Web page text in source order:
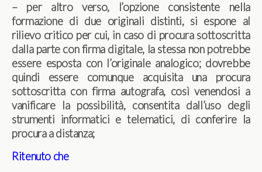
– per altro verso, l’opzione consistente nella
formazione di due originali distinti, si espone al
rilievo critico per cui, in caso di procura sottoscritta
dalla parte con firma digitale, la stessa non potrebbe
essere esposta con l’originale analogico; dovrebbe
quindi essere comunque acquisita una procura
sottoscritta con firma autografa, così venendosi a
vanificare la possibilità, consentita dall’uso degli
strumenti informatici e telematici, di conferire la
procura a distanza;
Ritenuto che